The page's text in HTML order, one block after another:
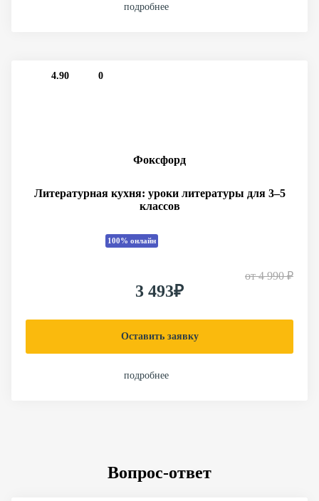
подробнее
4.90 0
Фоксфорд
Литературная кухня: уроки литературы для 3–5
классов
100% онлайн
от4 990 ₽
3 493₽
Оставить заявку
подробнее
Вопрос-ответ